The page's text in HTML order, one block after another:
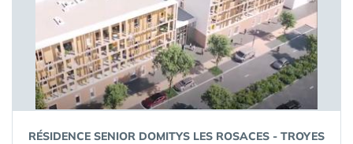
RÉSIDENCE SENIOR DOMITYS LES ROSACES - TROYES